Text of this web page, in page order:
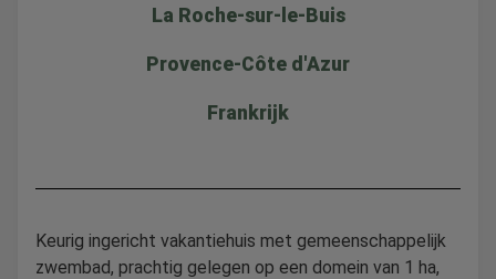
La Roche-sur-le-Buis
Provence-Côte d'Azur
Frankrijk
Keurig ingericht vakantiehuis met gemeenschappelijk
zwembad, prachtig gelegen op een domein van 1 ha,